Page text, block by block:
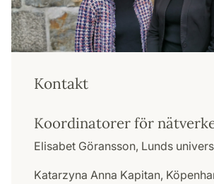
Kontakt
Koordinatorer för
Elisabet Göransson, Lunds
Katarzyna Anna Kapitan,